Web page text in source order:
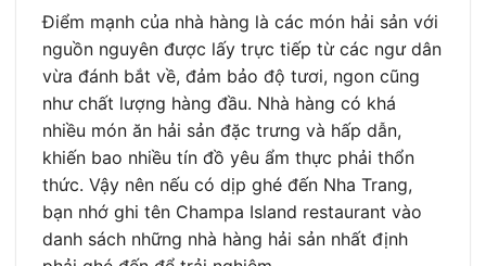
Điểm mạnh của nhà hàng là các món hải sản với
nguồn nguyên được lấy trực tiếp từ các ngư dân
vừa đánh bắt về, đảm bảo độ tươi, ngon cũng
như chất lượng hàng đầu. Nhà hàng có khá
nhiều món ăn hải sản đặc trưng và hấp dẫn,
khiến bao nhiều tín đồ yêu ẩm thực phải thổn
thức. Vậy nên nếu có dịp ghé đến Nha Trang,
bạn nhớ ghi tên Champa Island restaurant vào
danh sách những nhà hàng hải sản nhất định